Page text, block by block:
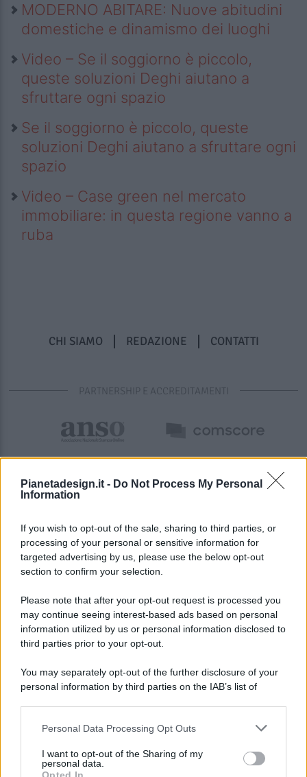
Pianetadesign.it - Do Not Process My Personal
Information
If you wish to opt-out of the sale, sharing to third parties, or
processing of your personal or sensitive information for
targeted advertising by us, please use the below opt-out
section to confirm your selection.
Please note that after your opt-out request is processed you
may continue seeing interest-based ads based on personal
information utilized by us or personal information disclosed to
third parties prior to your opt-out.
You may separately opt-out of the further disclosure of your
personal information by third parties on the IAB’s list of
This information may also be disclosed by us to third parties
disclose it to other third parties.
Personal Data Processing Opt Outs
I want to opt-out of the Sharing of my
personal data.
MODERNO ABITARE: Nuove abitudini
domestiche e dinamismo dei luoghi
Video – Se il soggiorno è piccolo,
queste soluzioni Deghi aiutano a
sfruttare ogni spazio
Se il soggiorno è piccolo, queste
soluzioni Deghi aiutano a sfruttare ogni
spazio
Video – Case green nel mercato
immobiliare: in questa regione vanno a
ruba
CHI SIAMO REDAZIONE CONTATTI
PARTNERSHIP E ACCREDITAMENTI
© 2026 - Pianeta Design - P.IVA 04827280654 - Testata
Registrata Al Tribunale Di Nocera Inferiore N. 8/2020 - RG N.
ISCRIZIONE AL ROC N. 35792 – ISCRITTA ALL’ANSO
(ASSOCIAZIONE NAZIONALE STAMPA ONLINE)
PREFERENZE PRIVACY